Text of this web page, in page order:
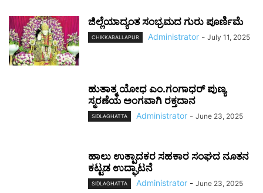
ಜಿಲ್ಲೆಯಾದ್ಯಂತ ಸಂಭ್ರಮದ ಗುರು ಪೂರ್ಣಿಮೆ
CHIKKABALLAPUR Administrator - July 11, 2025
ಹುತಾತ್ಮ ಯೋಧ ಎಂ.ಗಂಗಾಧರ್ ಪುಣ್ಯ
ಸ್ಮರಣೆಯ ಅಂಗವಾಗಿ ರಕ್ತದಾನ
SIDLAGHATTA Administrator - June 23, 2025
ಹಾಲು ಉತ್ಪಾದಕರ ಸಹಕಾರ ಸಂಘದ ನೂತನ
ಕಟ್ಟಡ ಉದ್ಘಾಟನೆ
SIDLAGHATTA Administrator - June 23, 2025